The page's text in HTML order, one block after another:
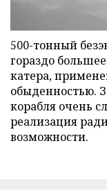
500-тонный
гораздо
катера,
обыденностью.
корабля очень
реализация
возможности.